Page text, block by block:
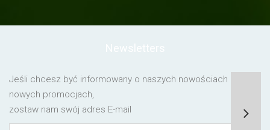
Jeśli chcesz być informowany o naszych nowościach lub o
nowych promocjach,
zostaw nam swój adres E-mail